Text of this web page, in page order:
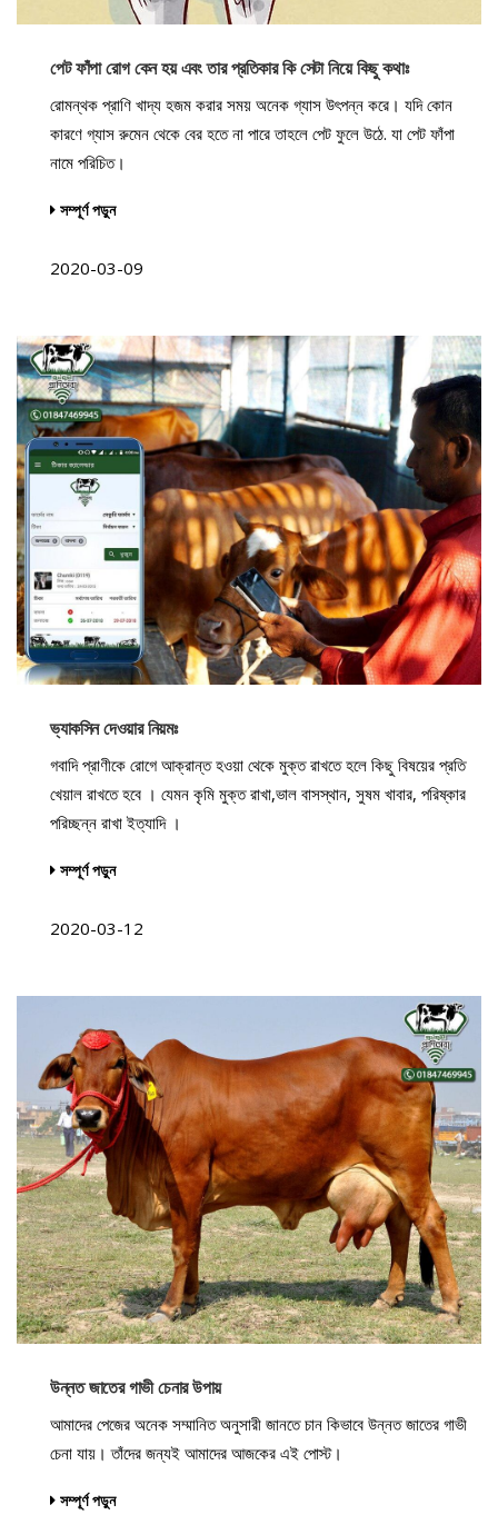
পেট ফাঁপা রোগ কেন হয় এবং তার প্রতিকার কি সেটা নিয়ে কিছু কথাঃ
রোমন্থক প্রাণি খাদ্য হজম করার সময় অনেক গ্যাস উৎপন্ন করে। যদি কোন
কারণে গ্যাস রুমেন থেকে বের হতে না পারে তাহলে পেট ফুলে উঠে. যা পেট ফাঁপা
নামে পরিচিত।
সম্পূর্ণ পড়ুন
2020-03-09
ভ্যাকসিন দেওয়ার নিয়মঃ
গবাদি প্রাণীকে রোগে আক্রান্ত হওয়া থেকে মুক্ত রাখতে হলে কিছু বিষয়ের প্রতি
খেয়াল রাখতে হবে । যেমন কৃমি মুক্ত রাখা,ভাল বাসস্থান, সুষম খাবার, পরিষ্কার
পরিচ্ছন্ন রাখা ইত্যাদি ।
সম্পূর্ণ পড়ুন
2020-03-12
উন্নত জাতের গাভী চেনার উপায়
আমাদের পেজের অনেক সম্মানিত অনুসারী জানতে চান কিভাবে উন্নত জাতের গাভী
চেনা যায়। তাঁদের জন্যই আমাদের আজকের এই পোস্ট।
সম্পূর্ণ পড়ুন